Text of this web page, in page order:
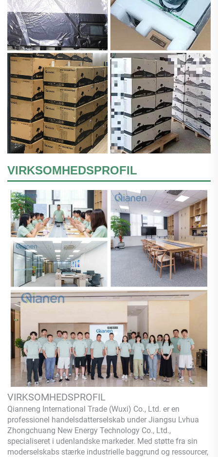
VIRKSOMHEDSPROFIL
VIRKSOMHEDSPROFIL
Qianneng International Trade (Wuxi) Co., Ltd. er en
professionel handelsdatterselskab under Jiangsu Lvhua
Zhongchuang New Energy Technology Co., Ltd.,
specialiseret i udenlandske markeder. Med støtte fra sin
moderselskabs stærke industrielle baggrund og ressourcer,